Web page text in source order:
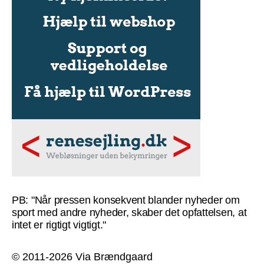
PB: "Når pressen konsekvent blander nyheder om
sport med andre nyheder, skaber det opfattelsen, at
intet er rigtigt vigtigt."
© 2011-2026 Via Brændgaard